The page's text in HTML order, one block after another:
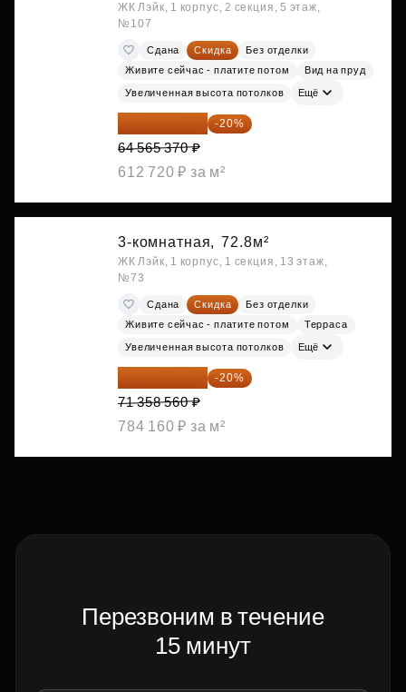
ЖК Лэйк, 1 корпус, 2 секция, 5 этаж,
№107
Сдана Скидка
Без отделки
Живите сейчас - платите потом
Вид на пруд
Увеличенная высота потолков Ещё
51 652 296 ₽ -20%
64 565 370 ₽
612 720 ₽ за м²
3-комнатная, 72.8м²
ЖК Лэйк, 1 корпус, 1 секция, 13 этаж,
№73
Сдана Скидка
Без отделки
Живите сейчас - платите потом
Терраса
Увеличенная высота потолков Ещё
57 086 848 ₽ -20%
71 358 560 ₽
784 160 ₽ за м²
Перезвоним в течение
15 минут